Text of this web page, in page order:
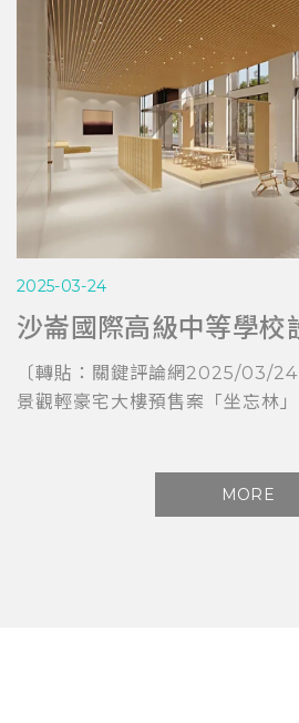
2025-03-24
〔轉貼：關鍵評論網2025/03/
景觀輕豪宅大樓預售案「坐忘林
MORE